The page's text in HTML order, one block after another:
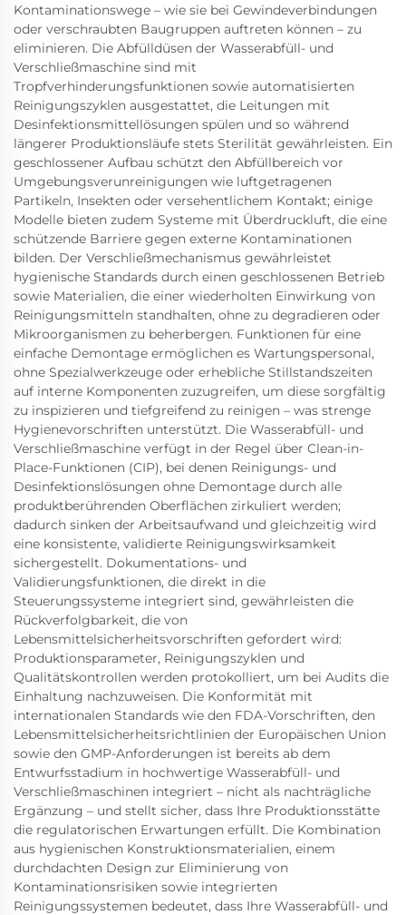
Kontaminationswege – wie sie bei Gewindeverbindungen
oder verschraubten Baugruppen auftreten können – zu
eliminieren. Die Abfülldüsen der Wasserabfüll- und
Verschließmaschine sind mit
Tropfverhinderungsfunktionen sowie automatisierten
Reinigungszyklen ausgestattet, die Leitungen mit
Desinfektionsmittellösungen spülen und so während
längerer Produktionsläufe stets Sterilität gewährleisten. Ein
geschlossener Aufbau schützt den Abfüllbereich vor
Umgebungsverunreinigungen wie luftgetragenen
Partikeln, Insekten oder versehentlichem Kontakt; einige
Modelle bieten zudem Systeme mit Überdruckluft, die eine
schützende Barriere gegen externe Kontaminationen
bilden. Der Verschließmechanismus gewährleistet
hygienische Standards durch einen geschlossenen Betrieb
sowie Materialien, die einer wiederholten Einwirkung von
Reinigungsmitteln standhalten, ohne zu degradieren oder
Mikroorganismen zu beherbergen. Funktionen für eine
einfache Demontage ermöglichen es Wartungspersonal,
ohne Spezialwerkzeuge oder erhebliche Stillstandszeiten
auf interne Komponenten zuzugreifen, um diese sorgfältig
zu inspizieren und tiefgreifend zu reinigen – was strenge
Hygienevorschriften unterstützt. Die Wasserabfüll- und
Verschließmaschine verfügt in der Regel über Clean-in-
Place-Funktionen (CIP), bei denen Reinigungs- und
Desinfektionslösungen ohne Demontage durch alle
produktberührenden Oberflächen zirkuliert werden;
dadurch sinken der Arbeitsaufwand und gleichzeitig wird
eine konsistente, validierte Reinigungswirksamkeit
sichergestellt. Dokumentations- und
Validierungsfunktionen, die direkt in die
Steuerungssysteme integriert sind, gewährleisten die
Rückverfolgbarkeit, die von
Lebensmittelsicherheitsvorschriften gefordert wird:
Produktionsparameter, Reinigungszyklen und
Qualitätskontrollen werden protokolliert, um bei Audits die
Einhaltung nachzuweisen. Die Konformität mit
internationalen Standards wie den FDA-Vorschriften, den
Lebensmittelsicherheitsrichtlinien der Europäischen Union
sowie den GMP-Anforderungen ist bereits ab dem
Entwurfsstadium in hochwertige Wasserabfüll- und
Verschließmaschinen integriert – nicht als nachträgliche
Ergänzung – und stellt sicher, dass Ihre Produktionsstätte
die regulatorischen Erwartungen erfüllt. Die Kombination
aus hygienischen Konstruktionsmaterialien, einem
durchdachten Design zur Eliminierung von
Kontaminationsrisiken sowie integrierten
Reinigungssystemen bedeutet, dass Ihre Wasserabfüll- und